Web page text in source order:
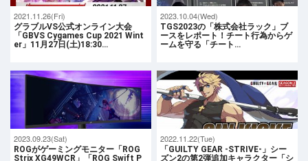
2021.11.26(Fri)
グラブルVS公式オンライン大会
「GBVS Cygames Cup 2021 Wint
er」11月27日(土)18:30…
2023.10.04(Wed)
TGS2023の「株式会社ラック」ブ
ースをレポート！チート行為からゲ
ームを守る「チート…
2023.09.23(Sat)
ROGがゲーミングモニター「ROG
Strix XG49WCR」「ROG Swift P
2022.11.22(Tue)
「GUILTY GEAR -STRIVE-」シー
ズン2の第2弾追加キャラクター「シ